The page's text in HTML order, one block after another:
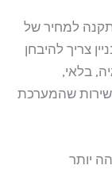
למחיר של
צריך להיבחן
בלאי,
שהמערכת
יותר